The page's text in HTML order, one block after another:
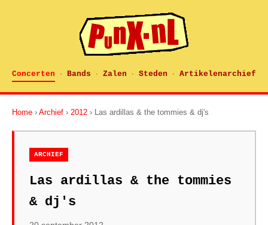
Concerten · Bands · Zalen · Steden · Artikelenarchief
Home › Archief › 2012 › Las ardillas & the tommies & dj's
ARCHIEF
Las ardillas & the tommies
& dj's